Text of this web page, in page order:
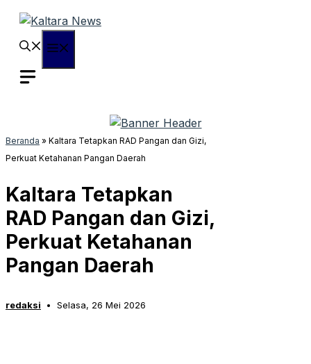
Langsung
Beranda » Kaltara Tetapkan RAD Pangan dan Gizi,
Perkuat Ketahanan Pangan Daerah
Kaltara Tetapkan
RAD Pangan dan Gizi,
Perkuat Ketahanan
Pangan Daerah
redaksi Selasa, 26 Mei 2026